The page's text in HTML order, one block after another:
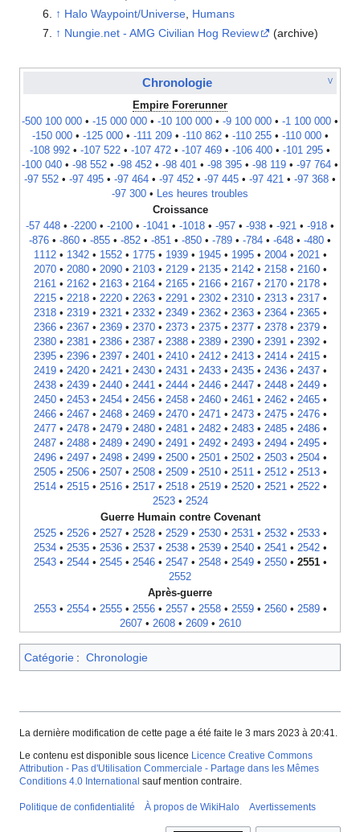
↑ Halo Waypoint/Universe, Humans
↑ Nungie.net - AMG Civilian Hog Review (archive)
V
Chronologie
Empire Forerunner
-500 100 000 • -15 000 000 • -10 100 000 • -9 100 000 • -1 100 000 •
-150 000• -125 000• -111 209• -110 862• -110 255• -110 000•
-108 992 • -107 522 • -107 472 • -107 469 • -106 400 • -101 295 •
-100 040 • -98 552 • -98 452 • -98 401 • -98 395 • -98 119 • -97 764 •
-97 552 • -97 495 • -97 464 • -97 452 • -97 445 • -97 421 • -97 368 •
-97 300 •
Les heures troubles
Croissance
-57 448 • -2200 • -2100 • -1041 • -1018 • -957 • -938 • -921 • -918 •
-876 • -860 • -855 • -852 • -851 • -850 • -789 • -784 • -648 • -480 •
1112• 1342• 1552• 1775• 1939• 1945• 1995• 2004• 2021 •
2070• 2080• 2090• 2103• 2129• 2135• 2142• 2158• 2160•
2161 • 2162• 2163• 2164• 2165• 2166• 2167• 2170• 2178•
2215• 2218• 2220• 2263• 2291 • 2302• 2310• 2313• 2317•
2318• 2319• 2321 • 2332• 2349• 2362• 2363• 2364• 2365•
2366• 2367• 2369• 2370• 2373• 2375• 2377• 2378• 2379•
2380• 2381 • 2386• 2387• 2388• 2389• 2390• 2391 • 2392•
2395• 2396• 2397• 2401 • 2410• 2412• 2413• 2414• 2415•
2419• 2420• 2421 • 2430• 2431 • 2433• 2435• 2436• 2437•
2438• 2439• 2440• 2441 • 2444• 2446• 2447• 2448• 2449•
2450• 2453• 2454• 2456• 2458• 2460• 2461 • 2462• 2465•
2466• 2467• 2468• 2469• 2470• 2471 • 2473• 2475• 2476•
2477• 2478• 2479• 2480• 2481 • 2482• 2483• 2485• 2486•
2487• 2488• 2489• 2490• 2491 • 2492• 2493• 2494• 2495•
2496• 2497• 2498• 2499• 2500• 2501 • 2502• 2503• 2504•
2505• 2506• 2507• 2508• 2509• 2510• 2511 • 2512• 2513•
2514• 2515• 2516• 2517• 2518• 2519• 2520• 2521 • 2522•
2523• 2524
Guerre Humain contre Covenant
2525• 2526• 2527• 2528• 2529• 2530• 2531 • 2532• 2533•
2534• 2535• 2536• 2537• 2538• 2539• 2540• 2541 • 2542•
2543• 2544• 2545• 2546• 2547• 2548• 2549• 2550• 2551•
2552
Après-guerre
2553• 2554• 2555• 2556• 2557• 2558• 2559• 2560• 2589•
2607• 2608• 2609• 2610
Catégorie : Chronologie
La dernière modification de cette page a été faite le 3 mars 2023 à 20:41.
Le contenu est disponible sous licence Licence Creative Commons
Attribution - Pas d'Utilisation Commerciale - Partage dans les Mêmes
Conditions 4.0 International sauf mention contraire.
Politique de confidentialité À propos de WikiHalo Avertissements